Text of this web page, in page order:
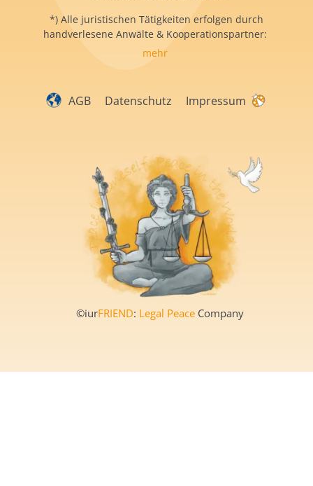
*) Alle juristischen Tätigkeiten erfolgen durch
handverlesene Anwälte & Kooperationspartner:
mehr
AGB Datenschutz Impressum
©iurFRIEND: Legal Peace Company